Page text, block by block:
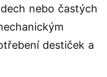
nebo častých
destiček a